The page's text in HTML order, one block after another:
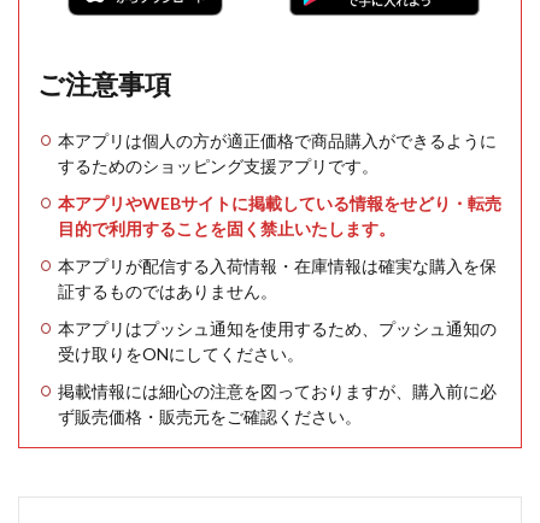
ご注意事項
本アプリは個人の方が適正価格で商品購入ができるように
するためのショッピング支援アプリです。
本アプリやWEBサイトに掲載している情報をせどり・転売
目的で利用することを固く禁止いたします。
本アプリが配信する入荷情報・在庫情報は確実な購入を保
証するものではありません。
本アプリはプッシュ通知を使用するため、プッシュ通知の
受け取りをONにしてください。
掲載情報には細心の注意を図っておりますが、購入前に必
ず販売価格・販売元をご確認ください。